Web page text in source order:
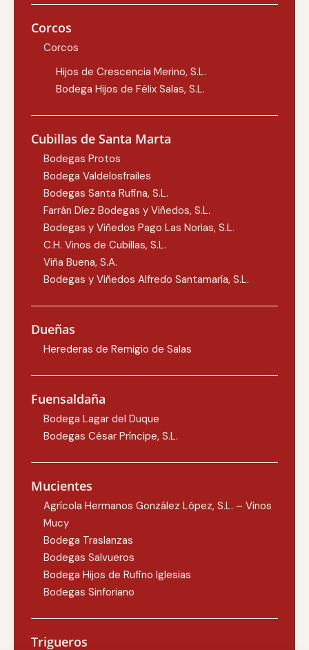
Corcos
Corcos
Hijos de Crescencia Merino, S.L.
Bodega Hijos de Félix Salas, S.L.
Cubillas de Santa Marta
Bodegas Protos
Bodega Valdelosfrailes
Bodegas Santa Rufina, S.L.
Farrán Díez Bodegas y Viñedos, S.L.
Bodegas y Viñedos Pago Las Norias, S.L.
C.H. Vinos de Cubillas, S.L.
Viña Buena, S.A.
Bodegas y Viñedos Alfredo Santamaría, S.L.
Dueñas
Herederas de Remigio de Salas
Fuensaldaña
Bodega Lagar del Duque
Bodegas César Príncipe, S.L.
Mucientes
Agrícola Hermanos González López, S.L. – Vinos
Mucy
Bodega Traslanzas
Bodegas Salvueros
Bodega Hijos de Rufino Iglesias
Bodegas Sinforiano
Trigueros